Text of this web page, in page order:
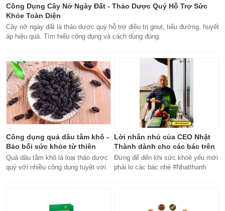
Công Dụng Cây Nở Ngày Đất - Thảo Dược Quý Hỗ Trợ Sức
Khỏe Toàn Diện
Cây nở ngày đất là thảo dược quý hỗ trợ điều trị gout, tiểu đường, huyết
áp hiệu quả. Tìm hiểu công dụng và cách dùng đúng.
Công dụng quả dâu tằm khô -
Bảo bối sức khỏe từ thiên
nhiên
Quả dâu tằm khô là loại thảo dược
quý với nhiều công dụng tuyệt vời
Lời nhắn nhủ của CEO Nhật
Thành dành cho các bác trên
50 tuổi
Đừng để đến khi sức khoẻ yếu mới
phải lo các bác nhé #Nhatthanh
#khoetubentrong #nhatthanhbak